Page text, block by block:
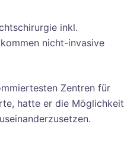
inkl.
nicht-invasive
Zentren für
hatte er die Möglichkeit